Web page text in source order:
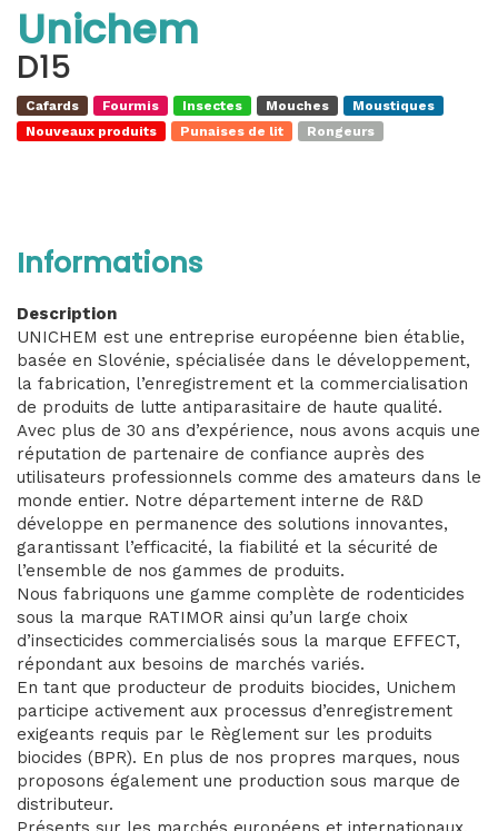
Unichem
D15
Cafards Fourmis Insectes Mouches
Moustiques
Nouveaux produits
Punaises de lit Rongeurs
Informations
Description
UNICHEM est une entreprise européenne bien établie,
basée en Slovénie, spécialisée dans le développement,
la fabrication, l’enregistrement et la commercialisation
de produits de lutte antiparasitaire de haute qualité.
Avec plus de 30 ans d’expérience, nous avons acquis une
réputation de partenaire de confiance auprès des
utilisateurs professionnels comme des amateurs dans le
monde entier. Notre département interne de R&D
développe en permanence des solutions innovantes,
garantissant l’efficacité, la fiabilité et la sécurité de
l’ensemble de nos gammes de produits.
Nous fabriquons une gamme complète de rodenticides
sous la marque RATIMOR ainsi qu’un large choix
d’insecticides commercialisés sous la marque EFFECT,
répondant aux besoins de marchés variés.
En tant que producteur de produits biocides, Unichem
participe activement aux processus d’enregistrement
exigeants requis par le Règlement sur les produits
biocides (BPR). En plus de nos propres marques, nous
proposons également une production sous marque de
distributeur.